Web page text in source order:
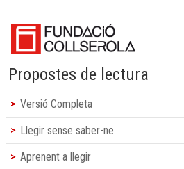
Propostes de lectura
Versió Completa
Llegir sense saber-ne
Aprenent a llegir